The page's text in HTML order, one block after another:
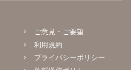
ご意見・ご要望
利用規約
プライバシーポリシー